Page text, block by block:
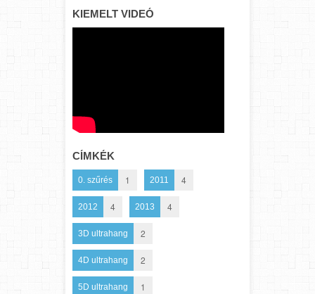
KIEMELT VIDEÓ
CÍMKÉK
0. szűrés 1 2011 4
2012 4 2013 4
3D ultrahang 2
4D ultrahang 2
5D ultrahang 1